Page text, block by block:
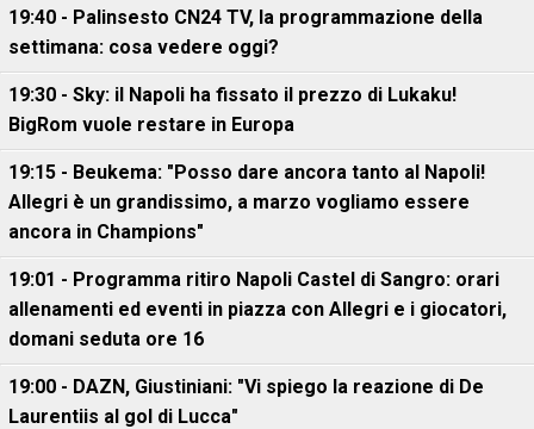
19:40 - Palinsesto CN24 TV, la programmazione della
settimana: cosa vedere oggi?
19:30 - Sky: il Napoli ha fissato il prezzo di Lukaku!
BigRom vuole restare in Europa
19:15 - Beukema: "Posso dare ancora tanto al Napoli!
Allegri è un grandissimo, a marzo vogliamo essere
ancora in Champions"
19:01 - Programma ritiro Napoli Castel di Sangro: orari
allenamenti ed eventi in piazza con Allegri e i giocatori,
domani seduta ore 16
19:00 - DAZN, Giustiniani: "Vi spiego la reazione di De
Laurentiis al gol di Lucca"